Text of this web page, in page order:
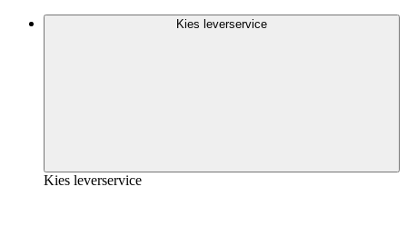
Kies leverservice
Kies leverservice